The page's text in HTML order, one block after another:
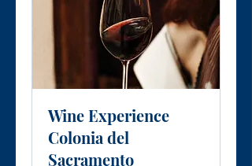
Wine Experience
Colonia del
Sacramento